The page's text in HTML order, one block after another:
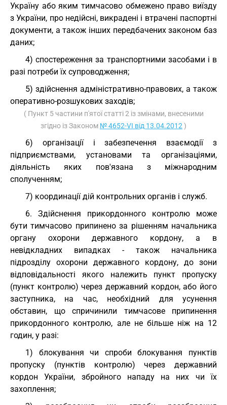
Україну або яким тимчасово обмежено право виїзду
з України, про недійсні, викрадені і втрачені паспортні
документи, а також інших передбачених законом баз
даних;
4) спостереження за транспортними засобами і в
разі потреби їх супроводження;
5) здійснення адміністративно-правових, а також
оперативно-розшукових заходів;
( Пункт 5 частини п'ятої статті 2 із змінами, внесеними
згідно із Законом № 4652-VI від 13.04.2012 )
6) організації і забезпечення взаємодії з
підприємствами, установами та організаціями,
діяльність яких пов'язана з міжнародним
сполученням;
7) координації дій контрольних органів і служб.
6. Здійснення прикордонного контролю може
бути тимчасово припинено за рішенням начальника
органу охорони державного кордону, а в
невідкладних випадках - також начальника
підрозділу охорони державного кордону, до зони
відповідальності якого належить пункт пропуску
(пункт контролю) через державний кордон, або його
заступника, на час, необхідний для усунення
обставин, що спричинили тимчасове припинення
прикордонного контролю, але не більше ніж на 12
годин, у разі:
1) блокування чи спроби блокування пунктів
пропуску (пунктів контролю) через державний
кордон України, збройного нападу на них чи їх
захоплення;